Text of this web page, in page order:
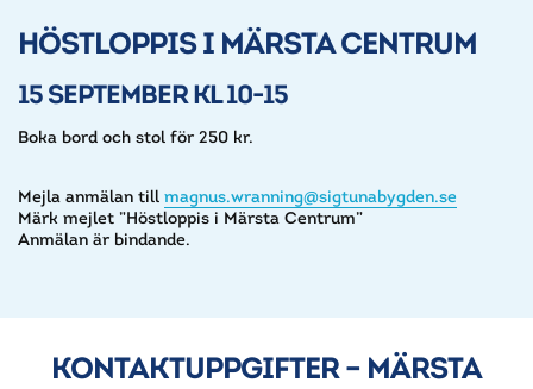
HÖSTLOPPIS I MÄRSTA CENTRUM
15 SEPTEMBER KL 10-15
Boka bord och stol för 250 kr.
Mejla anmälan till magnus.wranning@sigtunabygden.se
Märk mejlet ”Höstloppis i Märsta Centrum”
Anmälan är bindande.
KONTAKTUPPGIFTER – MÄRSTA